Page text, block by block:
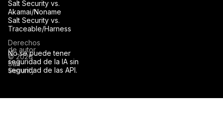
No se puede tener
seguridad de la IA sin
seguridad de las API.
Salt Security vs.
Akamai/Noname
Salt Security vs.
Traceable/Harness
Derechos
de autor
© 2026
Salt
Security